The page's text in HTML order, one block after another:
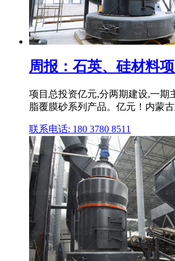
周报：石英、硅材料
项目总投资亿元,分两期建设,一期
脂覆膜砂系列产品。亿元！内蒙
联系电话: 180 3780 8511